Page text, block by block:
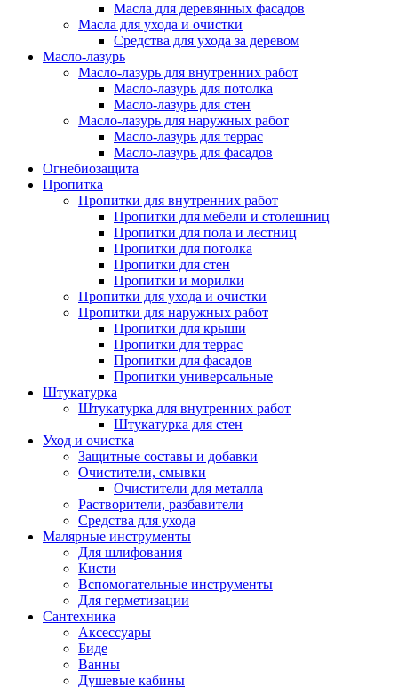
Масла для деревянных фасадов
Масла для ухода и очистки
Средства для ухода за деревом
Масло-лазурь
Масло-лазурь для внутренних работ
Масло-лазурь для потолка
Масло-лазурь для стен
Масло-лазурь для наружных работ
Масло-лазурь для террас
Масло-лазурь для фасадов
Огнебиозащита
Пропитка
Пропитки для внутренних работ
Пропитки для мебели и столешниц
Пропитки для пола и лестниц
Пропитки для потолка
Пропитки для стен
Пропитки и морилки
Пропитки для ухода и очистки
Пропитки для наружных работ
Пропитки для крыши
Пропитки для террас
Пропитки для фасадов
Пропитки универсальные
Штукатурка
Штукатурка для внутренних работ
Штукатурка для стен
Уход и очистка
Защитные составы и добавки
Очистители, смывки
Очистители для металла
Растворители, разбавители
Средства для ухода
Малярные инструменты
Для шлифования
Кисти
Вспомогательные инструменты
Для герметизации
Сантехника
Аксессуары
Биде
Ванны
Душевые кабины